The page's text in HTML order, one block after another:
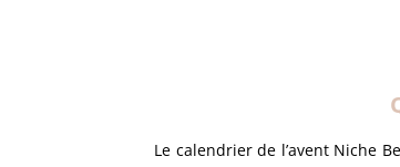
Le calendrier de l’avent Niche